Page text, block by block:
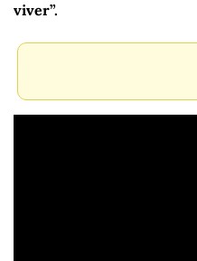
viver”.